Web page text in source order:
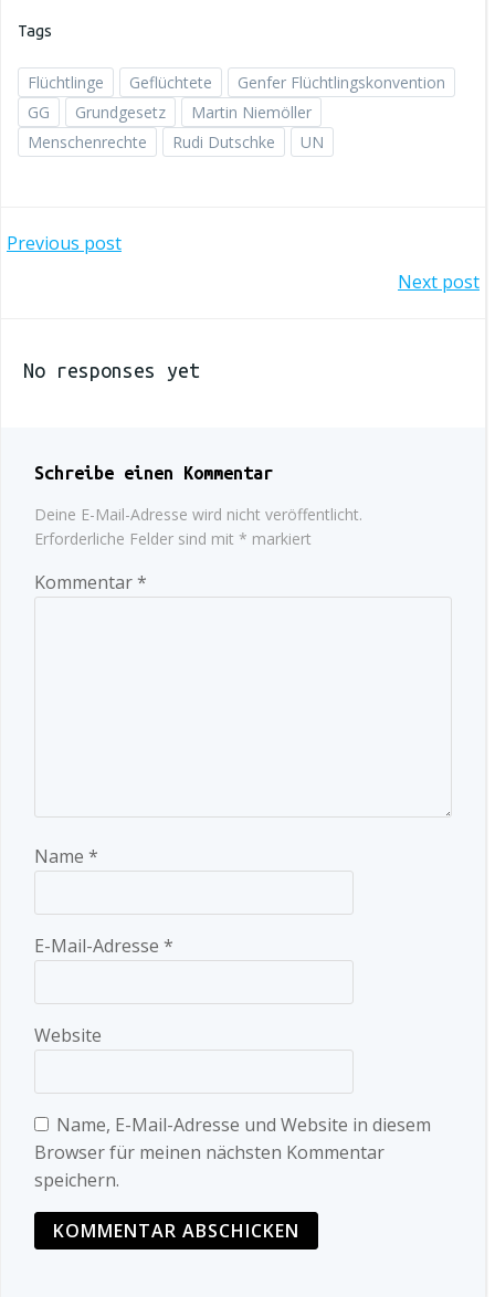
Tags
Flüchtlinge Geflüchtete
Genfer Flüchtlingskonvention
GG
Grundgesetz
Martin Niemöller
Menschenrechte
Rudi Dutschke UN
Post
Previous post
Next post
No responses yet
Schreibe einen Kommentar
Deine E-Mail-Adresse wird nicht veröffentlicht.
Erforderliche Felder sind mit * markiert
Kommentar*
Name *
E-Mail-Adresse *
Website
Name, E-Mail-Adresse und Website in diesem
Browser für meinen nächsten Kommentar
speichern.